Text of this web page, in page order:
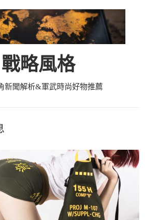
戰略風格
新聞解析&軍武時尚好物推薦